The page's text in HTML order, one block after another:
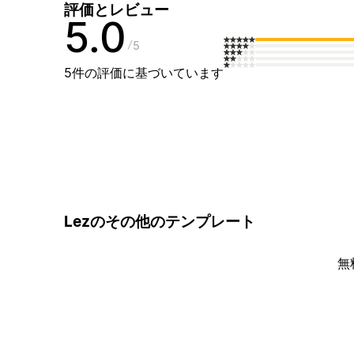
評価とレビュー
5.0 5
5件の評価に基づいています
Lezのその他のテンプレート
無